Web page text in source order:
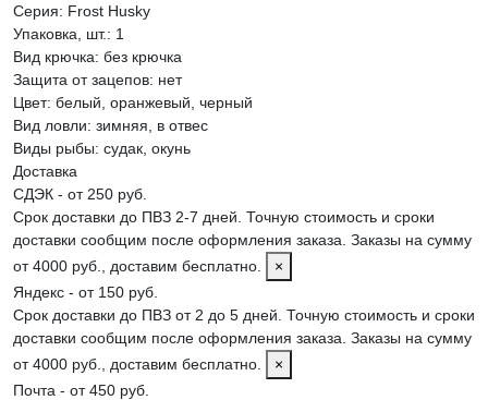
Серия: Frost Husky
Упаковка, шт.: 1
Вид крючка: без крючка
Защита от зацепов: нет
Цвет: белый, оранжевый, черный
Вид ловли: зимняя, в отвес
Виды рыбы: судак, окунь
Доставка
СДЭК - от 250 руб.
Срок доставки до ПВЗ 2-7 дней. Точную стоимость и сроки
доставки сообщим после оформления заказа. Заказы на сумму
от 4000 руб., доставим бесплатно.
×
Яндекс - от 150 руб.
Срок доставки до ПВЗ от 2 до 5 дней. Точную стоимость и сроки
доставки сообщим после оформления заказа. Заказы на сумму
от 4000 руб., доставим бесплатно.
×
Почта - от 450 руб.